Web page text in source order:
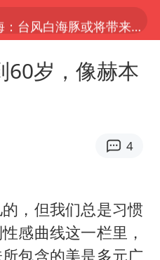
国乒男单横滨冠军赛全军覆没
U17国足三连胜晋级明日之星半决赛
中巨芯：上半年归母净利润1405.77万元
东航：国内客票提前14天免费退改
60岁，像赫本
4
，但我们总是习惯
感曲线这一栏里，
包含的美是多元广